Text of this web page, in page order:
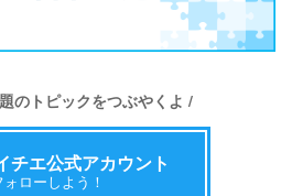
のトピックをつぶやくよ /
チエ公式アカウント
ォローしよう！